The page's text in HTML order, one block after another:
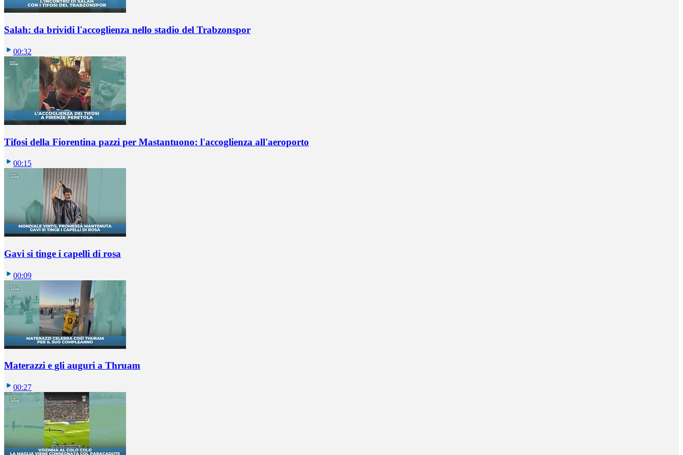
Salah: da brividi l'accoglienza nello stadio del Trabzonspor
00:32
Tifosi della Fiorentina pazzi per Mastantuono: l'accoglienza all'aeroporto
00:15
Gavi si tinge i capelli di rosa
00:09
Materazzi e gli auguri a Thruam
00:27